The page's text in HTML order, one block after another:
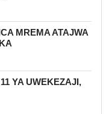
MREMA ATAJWA
YA UWEKEZAJI,